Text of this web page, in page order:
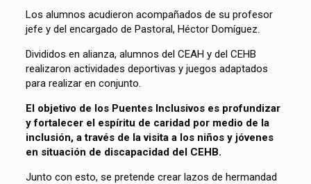
Los alumnos acudieron acompañados de su profesor
jefe y del encargado de Pastoral, Héctor Domíguez.
Divididos en alianza, alumnos del CEAH y del CEHB
realizaron actividades deportivas y juegos adaptados
para realizar en conjunto.
El objetivo de los Puentes Inclusivos es profundizar
y fortalecer el espíritu de caridad por medio de la
inclusión, a través de la visita a los niños y jóvenes
en situación de discapacidad del CEHB.
Junto con esto, se pretende crear lazos de hermandad